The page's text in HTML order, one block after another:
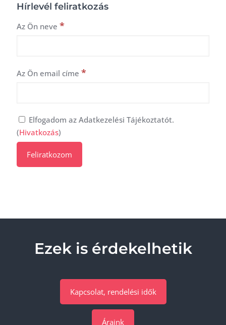
Hírlevél feliratkozás
Az Ön neve *
Az Ön email címe *
Elfogadom az Adatkezelési Tájékoztatót.
(Hivatkozás)
Ezek is érdekelhetik
Kapcsolat, rendelési idők
Áraink